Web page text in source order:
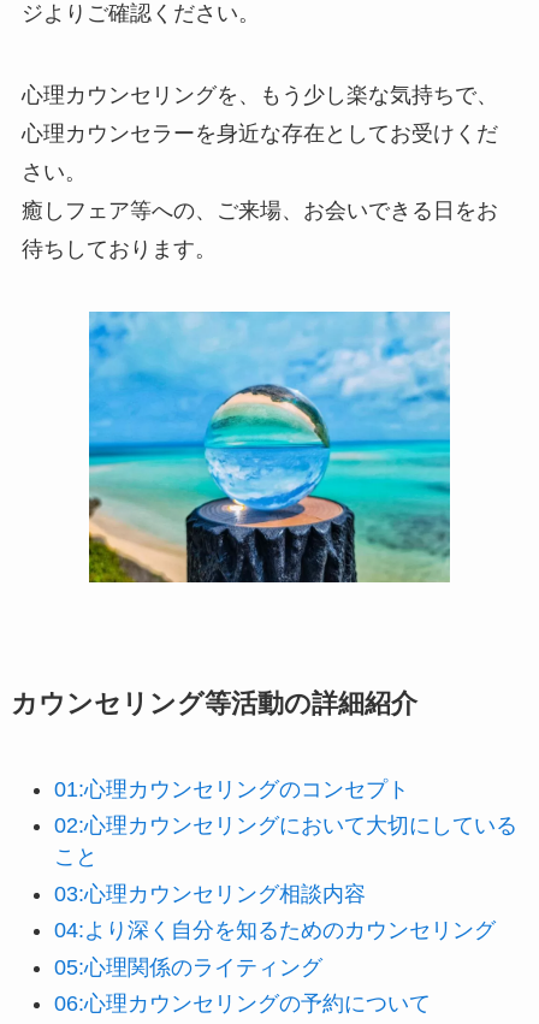
ジよりご確認ください。
心理カウンセリングを、もう少し楽な気持ちで、
心理カウンセラーを身近な存在としてお受けくだ
さい。
癒しフェア等への、ご来場、お会いできる日をお
待ちしております。
カウンセリング等活動の詳細紹介
01:心理カウンセリングのコンセプト
02:心理カウンセリングにおいて大切にしている
こと
03:心理カウンセリング相談内容
04:より深く自分を知るためのカウンセリング
05:心理関係のライティング
06:心理カウンセリングの予約について